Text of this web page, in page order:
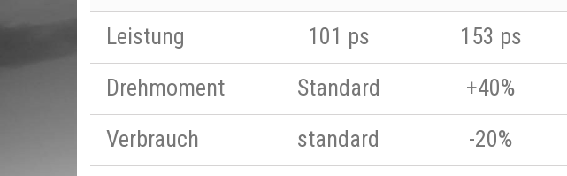
Leistung
101 ps
153 ps
Drehmoment
Standard
+40%
Verbrauch
standard
-20%